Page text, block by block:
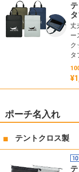
丈
ー
ク
タ
ポーチ名入れ
テントクロス製